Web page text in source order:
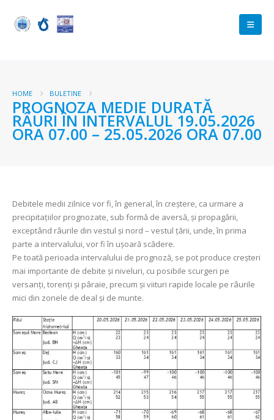
HOME BULETINE
PROGNOZA MEDIE DURATĂ
RÂURI ÎN INTERVALUL 19.05.2026
ORA 07.00 – 25.05.2026 ORA 07.00
Debitele medii zilnice vor fi, în general, în creștere, ca urmare a
precipitațiilor prognozate, sub formă de aversă, și propagării,
exceptând râurile din vestul și nord – vestul țării, unde, în prima
parte a intervalului, vor fi în ușoară scădere.
Pe toată perioada intervalului de prognoză, se pot produce creșteri
mai importante de debite și niveluri, cu posibile scurgeri pe
versanți, torenți și pâraie, precum și viituri rapide locale pe râurile
mici din zonele de deal și de munte.